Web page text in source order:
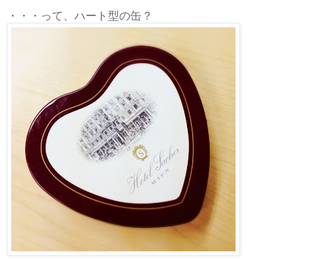
・・・って、ハート型の缶？